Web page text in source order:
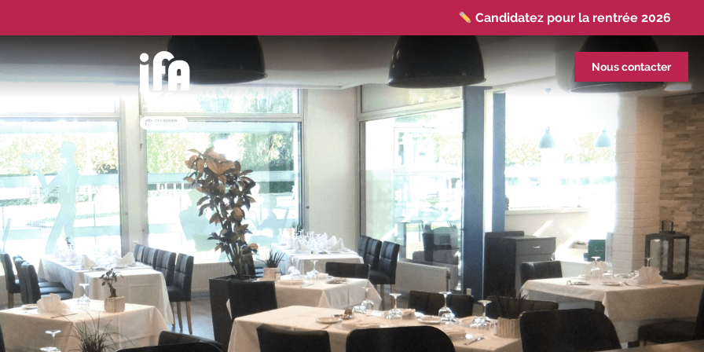
Candidatez pour la rentrée 2026
Rentrées 2026-2027 :consultez toutes les
Trouvez votre employeur :avec
notre Job Board
|
Faites le point sur
votre avenir pro :effectuez votre bilan de
compétences
découvrez nos
aides
Participez à nos Jobs Datings -
entreprises, candidats, inscrivez-vous !
Participez à nosprochains évènements 2026-
2027
|
Candidatez pour la
rentrée 2026
|
Rentrées 2026-2027 :
consultez toutes les dates
Trouvez
votre employeur :avec notre Job Board
|
Faites le point sur votre avenir pro :
effectuez votre bilan de compétences
|
#IFAidesdécouvrez nos aides
|
Participez à nos Jobs Datings -
entreprises,
candidats, inscrivez-vous !
Participez à
Nous contacter